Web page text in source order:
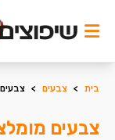
בית > צבעים >
צבעים